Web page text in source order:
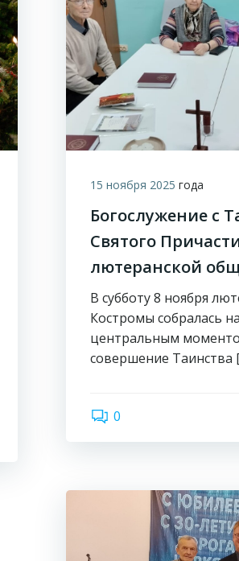
15 ноября 2025 года
Богослужение с
Святого
лютеранской
В субботу 8 ноября
Костромы собралась
центральным
совершение Таинства
0